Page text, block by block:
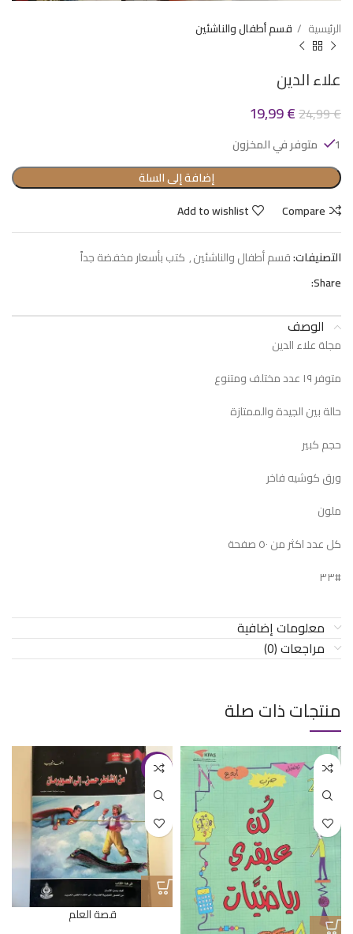
الرئيسية قسم أطفال والناشئين
علاء الدين
24,99€
19,99€
1 متوفر في المخزون
إضافة إلى السلة
Compare
Add to wishlist
التصنيفات:قسم أطفال والناشئين, كتب بأسعار مخفضة جداً
Share:
الوصف
مجلة علاء الدين
متوفر ١٩ عدد مختلف ومتنوع
حالة بين الجيدة والممتازة
حجم كبير
ورق كوشيه فاخر
ملون
كل عدد اكثر من ٥٠ صفحة
#٣٣
معلومات إضافية
مراجعات (0)
منتجات ذات صلة
-17%
قصة العلم